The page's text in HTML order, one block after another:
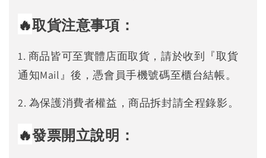
🔥取貨注意事項：
1. 商品皆可至實體店面取貨，請於收到『取貨
通知Mail』後，憑會員手機號碼至櫃台結帳。
2. 為保護消費者權益，商品拆封請全程錄影。
🔥發票開立說明：